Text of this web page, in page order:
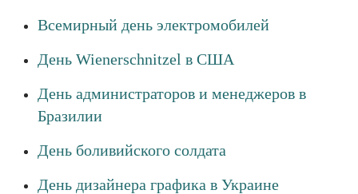
Всемирный день электромобилей
День Wienerschnitzel в США
День администраторов и менеджеров в
Бразилии
День боливийского солдата
День дизайнера графика в Украине